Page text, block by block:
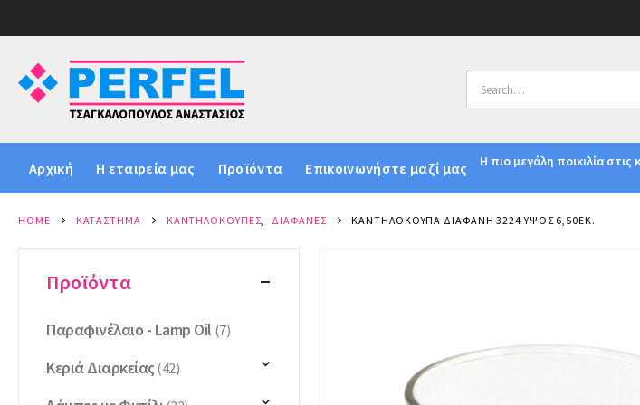
Αρχική Η εταιρεία μας Προϊόντα Επικοινωνήστε μαζί μας Η πιο μεγάλη ποικιλία στις
HOME ΚΑΤΆΣΤΗΜΑ ΚΑΝΤΗΛΌΚΟΥΠΕΣ, ΔΙΆΦΑΝΕΣ ΚΑΝΤΗΛΌΚΟΥΠΑ ΔΙΆΦΑΝΗ 3224 ΎΨΟΣ 6,50ΕΚ.
Προϊόντα
Παραφινέλαιο - Lamp Oil (7)
Κεριά Διαρκείας (42)